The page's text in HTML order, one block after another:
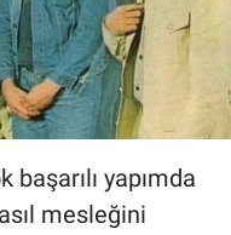
yapımda
mesleğini